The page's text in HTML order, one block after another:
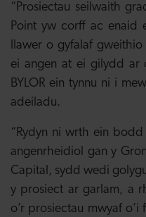
“Prosiectau seilwaith
Point yw corff ac enaid
llawer o gyfalaf
ei angen at ei gilydd ar
BYLOR ein tynnu ni i
adeiladu.
“Rydyn ni wrth ein
angenrheidiol gan y
Capital, sydd wedi
y prosiect ar garlam, a
o’r prosiectau mwyaf